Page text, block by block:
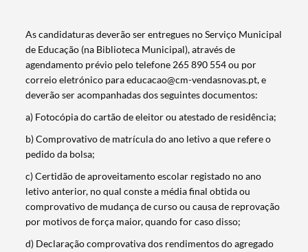
As candidaturas deverão ser entregues no Serviço Municipal
de Educação (na Biblioteca Municipal), através de
agendamento prévio pelo telefone 265 890 554 ou por
correio eletrónico para educacao@cm-vendasnovas.pt, e
deverão ser acompanhadas dos seguintes documentos:
a) Fotocópia do cartão de eleitor ou atestado de residência;
b) Comprovativo de matrícula do ano letivo a que refere o
pedido da bolsa;
c) Certidão de aproveitamento escolar registado no ano
letivo anterior, no qual conste a média final obtida ou
comprovativo de mudança de curso ou causa de reprovação
por motivos de força maior, quando for caso disso;
d) Declaração comprovativa dos rendimentos do agregado